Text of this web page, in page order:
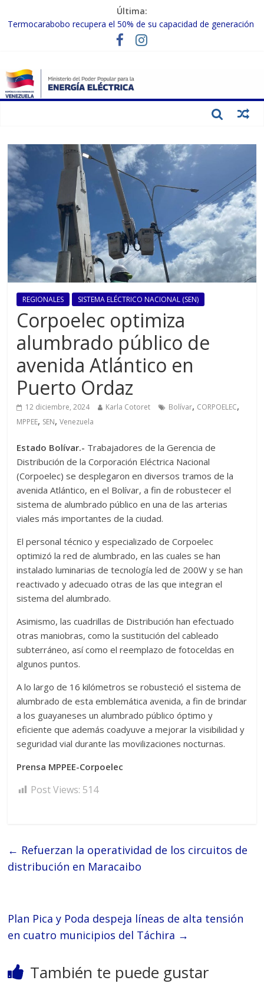
Última:
Termocarabobo recupera el 50% de su capacidad de generación
MPPEE avanza en la recuperación de infraestructuras eléctricas
Gobierno Nacional coordina acciones con el sector privado para
fortalecer el SEN ante el «Súper Niño»
Inspeccionan trabajos de rehabilitación en instalaciones del SEN
REGIONALES SISTEMA ELÉCTRICO NACIONAL (SEN)
Corpoelec optimiza
alumbrado público de
avenida Atlántico en
Puerto Ordaz
12 diciembre, 2024 Karla Cotoret Bolívar, CORPOELEC,
MPPEE, SEN,Venezuela
Estado Bolívar.- Trabajadores de la Gerencia de
Distribución de la Corporación Eléctrica Nacional
(Corpoelec) se desplegaron en diversos tramos de la
avenida Atlántico, en el Bolívar, a fin de robustecer el
sistema de alumbrado público en una de las arterias
viales más importantes de la ciudad.
El personal técnico y especializado de Corpoelec
optimizó la red de alumbrado, en las cuales se han
instalado luminarias de tecnología led de 200W y se han
reactivado y adecuado otras de las que integran el
sistema del alumbrado.
Asimismo, las cuadrillas de Distribución han efectuado
otras maniobras, como la sustitución del cableado
subterráneo, así como el reemplazo de fotoceldas en
algunos puntos.
A lo largo de 16 kilómetros se robusteció el sistema de
alumbrado de esta emblemática avenida, a fin de brindar
a los guayaneses un alumbrado público óptimo y
eficiente que además coadyuve a mejorar la visibilidad y
seguridad vial durante las movilizaciones nocturnas.
Prensa MPPEE-Corpoelec
Post Views: 514
← Refuerzan la operatividad de los circuitos de
distribución en Maracaibo
Plan Pica y Poda despeja líneas de alta tensión
en cuatro municipios del Táchira →
También te puede gustar